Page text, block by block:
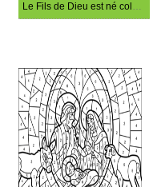
Le Fils de Dieu est né coloriage magique